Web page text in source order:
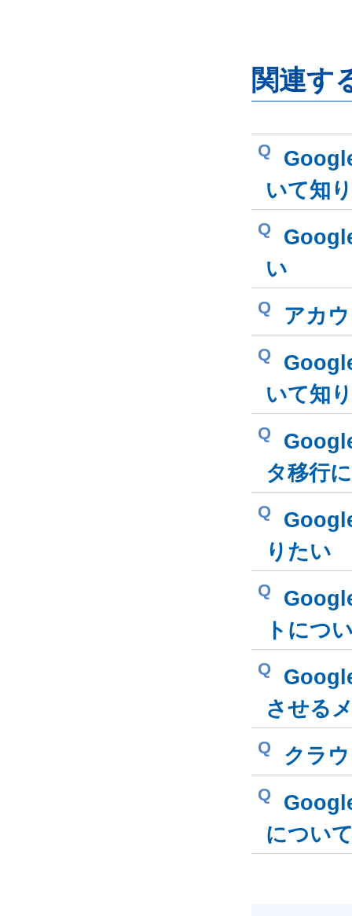
関連す
Q
いて知
Q
い
Q アカ
Q
いて知
Q
タ移行
Q
りたい
Q
トにつ
Q
させる
Q クラ
Q
につい